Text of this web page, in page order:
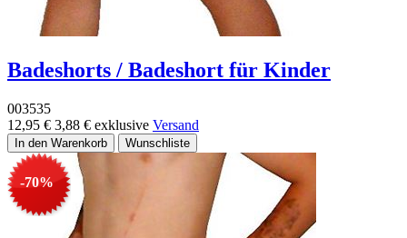
Badeshorts / Badeshort für Kinder
003535
12,95 € 3,88 € exklusive Versand
-70%